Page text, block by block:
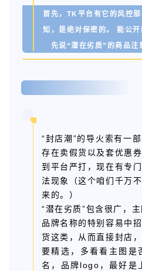
首先，TK平台有它的风控
知，是绝对保密的。 能公
先说“潜在劣质”的商品注
“封店潮”的导火索有一
存在卖假货以及套优惠
到平台严打，现在有专
法现象（这个咱们千万
来的。）
“潜在劣质”包含很广，
品牌名称的特别容易中
货这类，从而直接封店
要精选，多看看主图是
名，品牌logo，最好是